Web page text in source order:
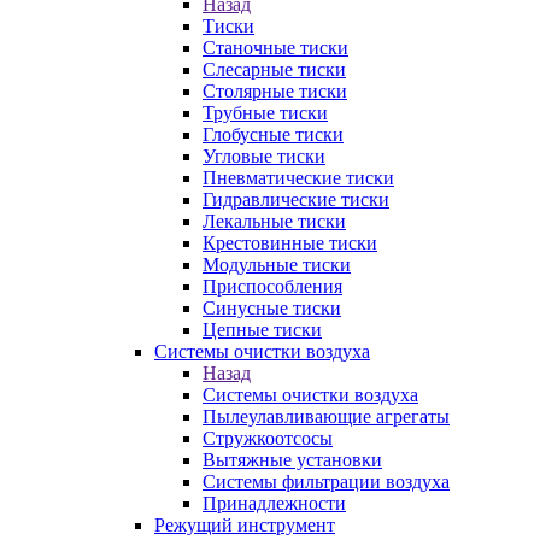
Назад
Тиски
Станочные тиски
Слесарные тиски
Столярные тиски
Трубные тиски
Глобусные тиски
Угловые тиски
Пневматические тиски
Гидравлические тиски
Лекальные тиски
Крестовинные тиски
Модульные тиски
Приспособления
Синусные тиски
Цепные тиски
Системы очистки воздуха
Назад
Системы очистки воздуха
Пылеулавливающие агрегаты
Стружкоотсосы
Вытяжные установки
Системы фильтрации воздуха
Принадлежности
Режущий инструмент